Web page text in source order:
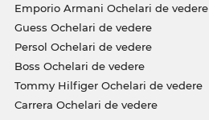
Emporio Armani Ochelari de vedere
Guess Ochelari de vedere
Persol Ochelari de vedere
Boss Ochelari de vedere
Tommy Hilfiger Ochelari de vedere
Carrera Ochelari de vedere